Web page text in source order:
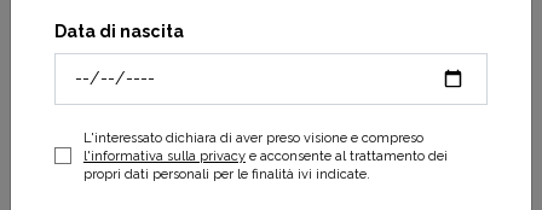
Data di nascita
L'interessato dichiara di aver preso visione e compreso
l'informativa sulla privacye acconsente al trattamento dei
propri dati personali per le finalità ivi indicate.